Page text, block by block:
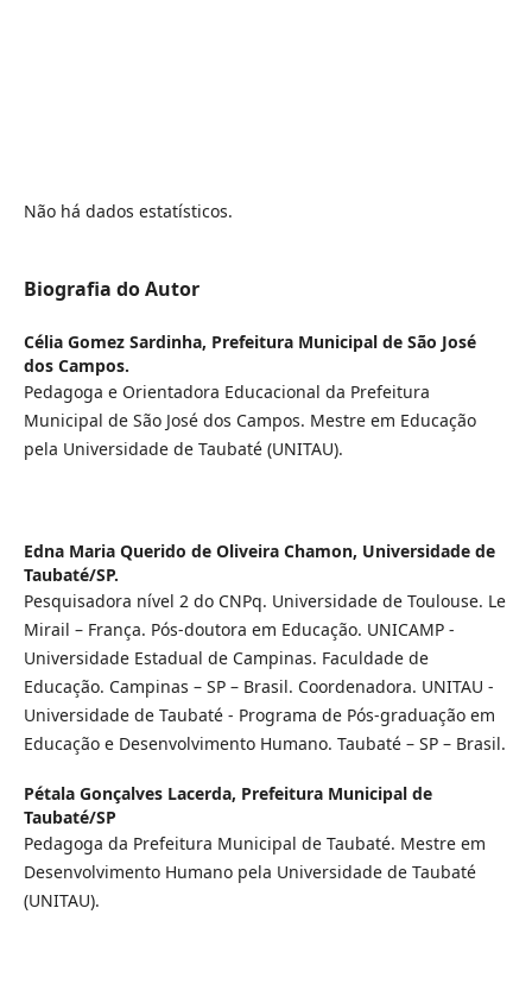
Não há dados estatísticos.
Biografia do Autor
Célia Gomez Sardinha, Prefeitura Municipal de São José
dos Campos.
Pedagoga e Orientadora Educacional da Prefeitura
Municipal de São José dos Campos. Mestre em Educação
pela Universidade de Taubaté (UNITAU).
Edna Maria Querido de Oliveira Chamon, Universidade de
Taubaté/SP.
Pesquisadora nível 2 do CNPq. Universidade de Toulouse. Le
Mirail – França. Pós-doutora em Educação. UNICAMP -
Universidade Estadual de Campinas. Faculdade de
Educação. Campinas – SP – Brasil. Coordenadora. UNITAU -
Universidade de Taubaté - Programa de Pós-graduação em
Educação e Desenvolvimento Humano. Taubaté – SP – Brasil.
Pétala Gonçalves Lacerda, Prefeitura Municipal de
Taubaté/SP
Pedagoga da Prefeitura Municipal de Taubaté. Mestre em
Desenvolvimento Humano pela Universidade de Taubaté
(UNITAU).